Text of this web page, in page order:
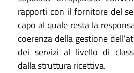
rapporti con il fornitore del
capo al quale resta la
coerenza della gestione
dei servizi al livello di
dalla struttura ricettiva.